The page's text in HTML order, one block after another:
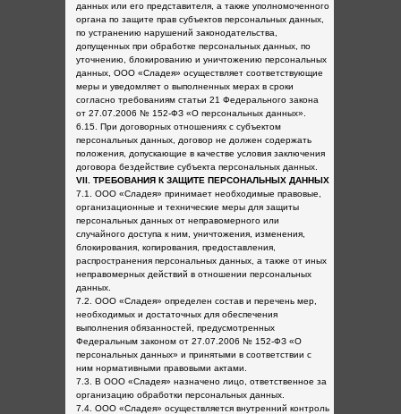
данных или его представителя, а также уполномоченного
органа по защите прав субъектов персональных данных,
по устранению нарушений законодательства,
допущенных при обработке персональных данных, по
уточнению, блокированию и уничтожению персональных
данных, ООО «Сладея» осуществляет соответствующие
меры и уведомляет о выполненных мерах в сроки
согласно требованиям статьи 21 Федерального закона
от 27.07.2006 № 152-ФЗ «О персональных данных».
6.15. При договорных отношениях с субъектом
персональных данных, договор не должен содержать
положения, допускающие в качестве условия заключения
договора бездействие субъекта персональных данных.
VII. ТРЕБОВАНИЯ К ЗАЩИТЕ ПЕРСОНАЛЬНЫХ ДАННЫХ
7.1. ООО «Сладея» принимает необходимые правовые,
организационные и технические меры для защиты
персональных данных от неправомерного или
случайного доступа к ним, уничтожения, изменения,
блокирования, копирования, предоставления,
распространения персональных данных, а также от иных
неправомерных действий в отношении персональных
данных.
7.2. ООО «Сладея» определен состав и перечень мер,
необходимых и достаточных для обеспечения
выполнения обязанностей, предусмотренных
Федеральным законом от 27.07.2006 № 152-ФЗ «О
персональных данных» и принятыми в соответствии с
ним нормативными правовыми актами.
7.3. В ООО «Сладея» назначено лицо, ответственное за
организацию обработки персональных данных.
7.4. ООО «Сладея» осуществляется внутренний контроль